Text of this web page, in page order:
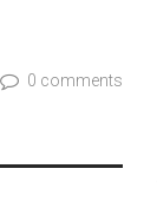
0 comments